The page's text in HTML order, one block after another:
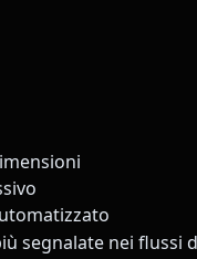
segnalate nei flussi